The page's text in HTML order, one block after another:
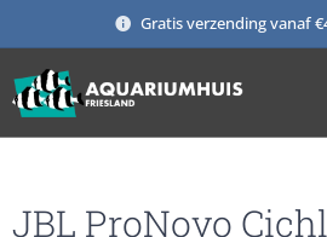
Gratis verzending vanaf
JBL ProNovo